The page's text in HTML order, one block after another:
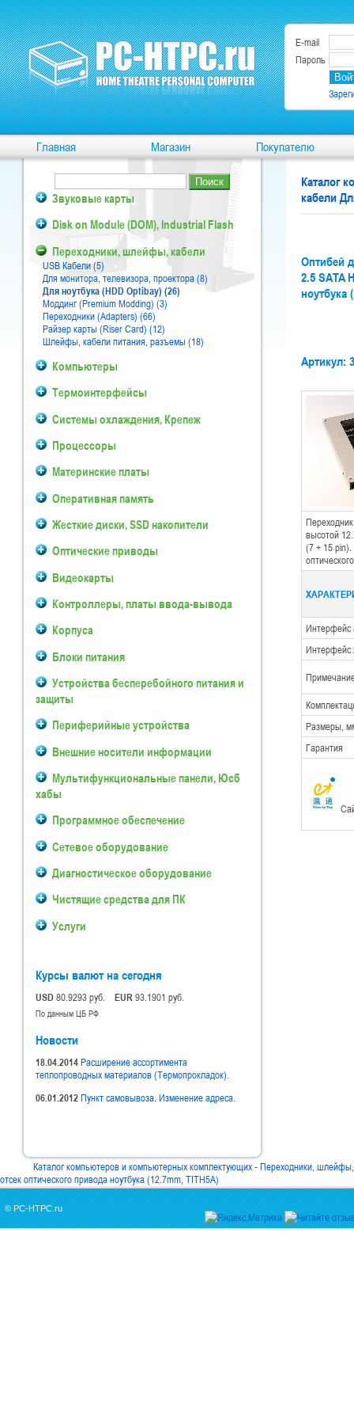
E-mail
Пароль
Главная Магазин Покупателю
Звуковые карты
Disk on Module (DOM), Industrial Flash
Переходники, шлейфы, кабели
USB Кабели (5)
Для монитора, телевизора, проектора (8)
Для ноутбука (HDD Optibay) (26)
Моддинг (Premium Modding) (3)
Переходники (Adapters) (66)
Райзер карты (Riser Card) (12)
Шлейфы, кабели питания, разъемы (18)
Компьютеры
Термоинтерфейсы
Системы охлаждения, Крепеж
Процессоры
Материнские платы
Оперативная память
Жесткие диски, SSD накопители
Оптические приводы
Видеокарты
Контроллеры, платы ввода-вывода
Корпуса
Блоки питания
Устройства бесперебойного питания и
защиты
Периферийные устройства
Внешние носители информации
Мультифункциональные панели, Юсб
хабы
Программное обеспечение
Сетевое оборудование
Диагностическое оборудование
Чистящие средства для ПК
Услуги
Курсы валют на сегодня
USD80.9293 руб. EUR93.1901 руб.
По данным ЦБ РФ
Новости
18.04.2014Расширение ассортимента
теплопроводных материалов (Термопрокладок).
06.01.2012Пункт самовывоза. Изменение адреса.
Каталог
кабели
Оптибей
2.5 SATA
ноутбука
Артикул:
высотой
(7 + 15 pin).
Интерфейс
Интерфейс
Размеры,
Гарантия
Каталог компьютеров и компьютерных комплектующих-Переходники, шлейфы,
отсек оптического привода ноутбука (12.7mm, TITH5A)
© PC-HTPC.ru